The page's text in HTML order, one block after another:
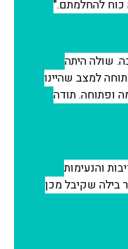
להחלמתם.
שולה היתה
למצב שהיינו
תודה
והנעימות
שקיבל מכן